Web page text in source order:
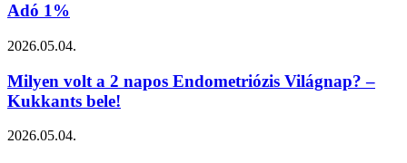
Adó 1%
2026.05.04.
Milyen volt a 2 napos Endometriózis Világnap? –
Kukkants bele!
2026.05.04.